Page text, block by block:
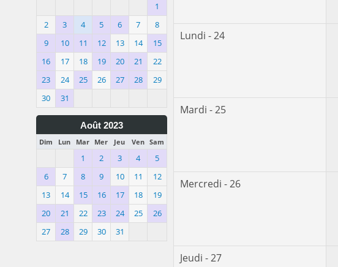
1
2
3 4 5 6 7
8
9
10 11 12 13 14
15
16
17 18 19 20 21
22
23
24 25 26 27 28
29
30
31
Août 2023
Dim Lun Mar Mer Jeu Ven Sam
1 2 3 4
5
6
7 8 9 10 11
12
13
14 15 16 17 18
19
20
21 22 23 24 25
26
27
28 29 30 31
Lundi - 24
Mardi - 25
Mercredi - 26
Jeudi - 27